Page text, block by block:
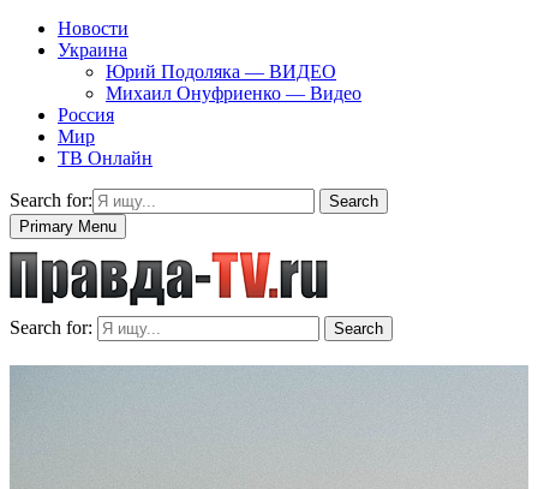
Новости
Украина
Юрий Подоляка — ВИДЕО
Михаил Онуфриенко — Видео
Россия
Мир
ТВ Онлайн
Search for:
Search
Primary Menu
Search for: Search